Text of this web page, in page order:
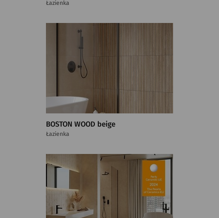
Łazienka
BOSTON WOOD beige
Łazienka